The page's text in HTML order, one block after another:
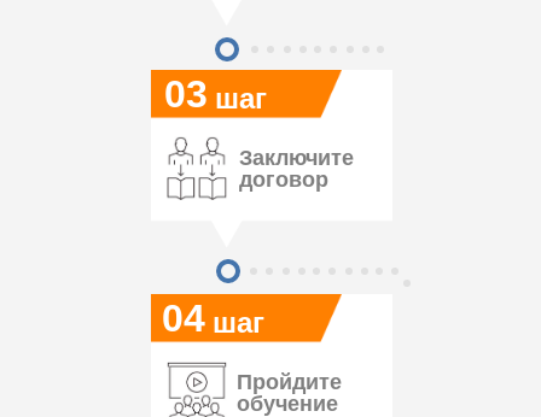
04
03 шаг
шаг
Заключите
договор
Пройдите
обучение